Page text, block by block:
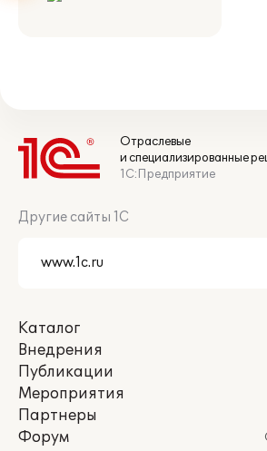
Отраслевые
и специализированные
1С:Предприятие
Другие сайты 1С
Каталог
Внедрения
Публикации
Мероприятия
Партнеры
Форум